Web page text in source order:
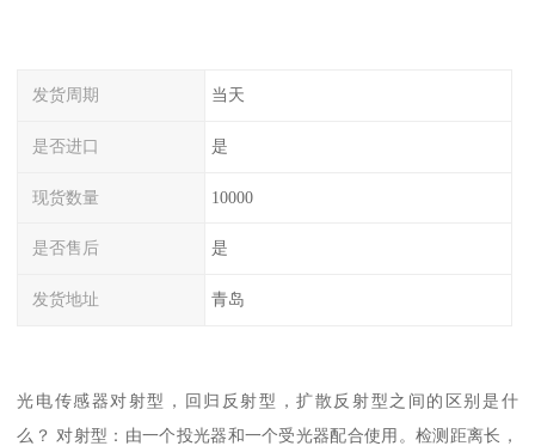
发货周期 当天
是否进口 是
现货数量 10000
是否售后 是
发货地址 青岛
光电传感器对射型，回归反射型，扩散反射型之间的区别是什
么？ 对射型：由一个投光器和一个受光器配合使用。检测距离长，